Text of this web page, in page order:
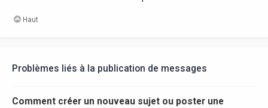
Haut
Problèmes liés à la publication de messages
Comment créer un nouveau sujet ou poster une